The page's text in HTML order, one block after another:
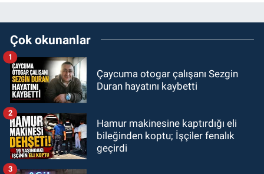
Çok okunanlar
Çaycuma otogar çalışanı Sezgin
Duran hayatını kaybetti
1
Hamur makinesine kaptırdığı eli
bileğinden koptu; İşçiler fenalık
geçirdi
2
3